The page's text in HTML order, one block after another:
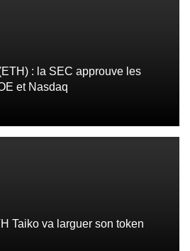
: la SEC approuve les
et Nasdaq
Taiko va larguer son token